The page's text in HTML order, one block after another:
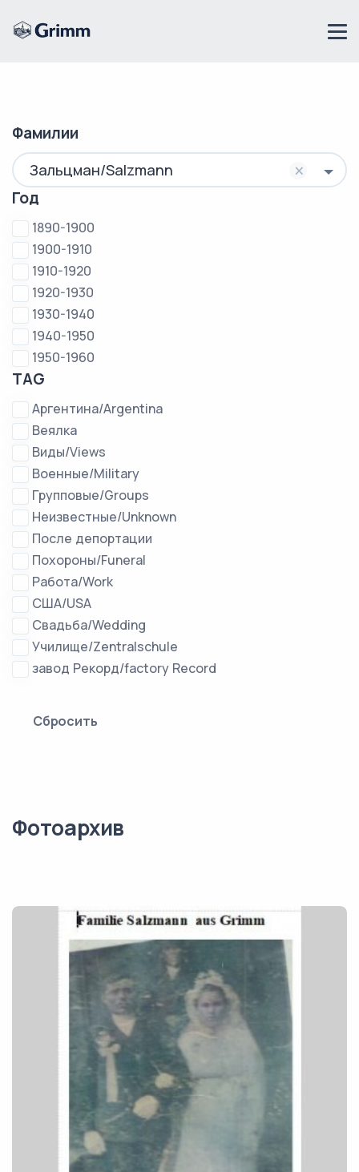
Фамилии
×
Зальцман/Salzmann
Год
1890-1900
1900-1910
1910-1920
1920-1930
1930-1940
1940-1950
1950-1960
TAG
Аргентина/Argentina
Веялка
Виды/Views
Военные/Military
Групповые/Groups
Неизвестные/Unknown
После депортации
Похороны/Funeral
Работа/Work
США/USA
Свадьба/Wedding
Училище/Zentralschule
завод Рекорд/factory Record
Сбросить
Фотоархив